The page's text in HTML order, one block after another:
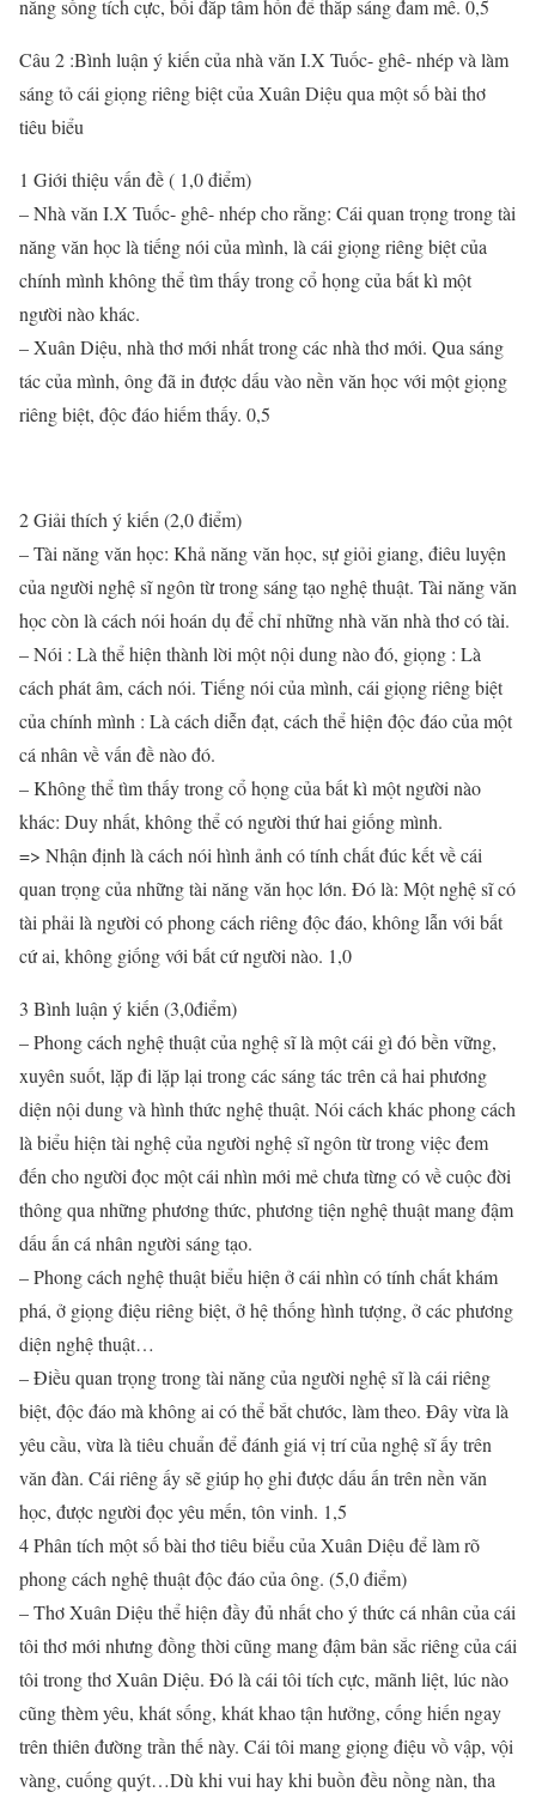
năng sống tích cực, bồi đắp tâm hồn để thắp sáng đam mê. 0,5
Câu 2 :Bình luận ý kiến của nhà văn I.X Tuốc- ghê- nhép và làm
sáng tỏ cái giọng riêng biệt của Xuân Diệu qua một số bài thơ
tiêu biểu
1 Giới thiệu vấn đề ( 1,0 điểm)
– Nhà văn I.X Tuốc- ghê- nhép cho rằng: Cái quan trọng trong tài
năng văn học là tiếng nói của mình, là cái giọng riêng biệt của
chính mình không thể tìm thấy trong cổ họng của bất kì một
người nào khác.
– Xuân Diệu, nhà thơ mới nhất trong các nhà thơ mới. Qua sáng
tác của mình, ông đã in được dấu vào nền văn học với một giọng
riêng biệt, độc đáo hiếm thấy. 0,5
2 Giải thích ý kiến (2,0 điểm)
– Tài năng văn học: Khả năng văn học, sự giỏi giang, điêu luyện
của người nghệ sĩ ngôn từ trong sáng tạo nghệ thuật. Tài năng văn
học còn là cách nói hoán dụ để chỉ những nhà văn nhà thơ có tài.
– Nói : Là thể hiện thành lời một nội dung nào đó, giọng : Là
cách phát âm, cách nói. Tiếng nói của mình, cái giọng riêng biệt
của chính mình : Là cách diễn đạt, cách thể hiện độc đáo của một
cá nhân về vấn đề nào đó.
– Không thể tìm thấy trong cổ họng của bất kì một người nào
khác: Duy nhất, không thể có người thứ hai giống mình.
=> Nhận định là cách nói hình ảnh có tính chất đúc kết về cái
quan trọng của những tài năng văn học lớn. Đó là: Một nghệ sĩ có
tài phải là người có phong cách riêng độc đáo, không lẫn với bất
cứ ai, không giống với bất cứ người nào. 1,0
3 Bình luận ý kiến (3,0điểm)
– Phong cách nghệ thuật của nghệ sĩ là một cái gì đó bền vững,
xuyên suốt, lặp đi lặp lại trong các sáng tác trên cả hai phương
diện nội dung và hình thức nghệ thuật. Nói cách khác phong cách
là biểu hiện tài nghệ của người nghệ sĩ ngôn từ trong việc đem
đến cho người đọc một cái nhìn mới mẻ chưa từng có về cuộc đời
thông qua những phương thức, phương tiện nghệ thuật mang đậm
dấu ấn cá nhân người sáng tạo.
– Phong cách nghệ thuật biểu hiện ở cái nhìn có tính chất khám
phá, ở giọng điệu riêng biệt, ở hệ thống hình tượng, ở các phương
diện nghệ thuật…
– Điều quan trọng trong tài năng của người nghệ sĩ là cái riêng
biệt, độc đáo mà không ai có thể bắt chước, làm theo. Đây vừa là
yêu cầu, vừa là tiêu chuẩn để đánh giá vị trí của nghệ sĩ ấy trên
văn đàn. Cái riêng ấy sẽ giúp họ ghi được dấu ấn trên nền văn
học, được người đọc yêu mến, tôn vinh. 1,5
4 Phân tích một số bài thơ tiêu biểu của Xuân Diệu để làm rõ
phong cách nghệ thuật độc đáo của ông. (5,0 điểm)
– Thơ Xuân Diệu thể hiện đầy đủ nhất cho ý thức cá nhân của cái
tôi thơ mới nhưng đồng thời cũng mang đậm bản sắc riêng của cái
tôi trong thơ Xuân Diệu. Đó là cái tôi tích cực, mãnh liệt, lúc nào
cũng thèm yêu, khát sống, khát khao tận hưởng, cống hiến ngay
trên thiên đường trần thế này. Cái tôi mang giọng điệu vồ vập, vội
vàng, cuống quýt…Dù khi vui hay khi buồn đều nồng nàn, tha